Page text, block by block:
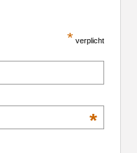
* verplicht
*